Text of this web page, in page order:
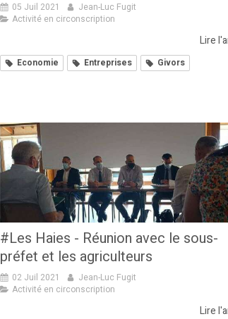
05 Juil 2021
Jean-Luc Fugit
Activité en circonscription
Lire
Economie Entreprises Givors
#Les Haies - Réunion avec le sous-
préfet et les agriculteurs
02 Juil 2021
Jean-Luc Fugit
Activité en circonscription
Lire